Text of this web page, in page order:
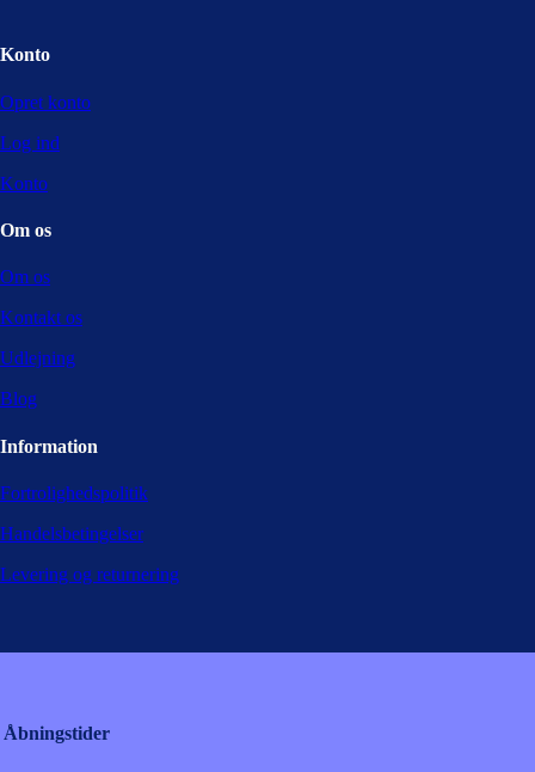
Konto
Opret konto
Log ind
Konto
Om os
Om os
Kontakt os
Udlejning
Blog
Information
Fortrolighedspolitik
Handelsbetingelser
Levering og returnering
Åbningstider